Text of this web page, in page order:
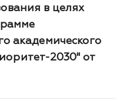
в целях
академического
2030" от